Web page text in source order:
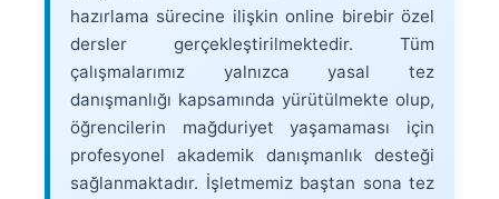
hazırlama sürecine ilişkin online birebir özel
dersler gerçekleştirilmektedir. Tüm
çalışmalarımız yalnızca yasal tez
danışmanlığı kapsamında yürütülmekte olup,
öğrencilerin mağduriyet yaşamaması için
profesyonel akademik danışmanlık desteği
sağlanmaktadır. İşletmemiz baştan sona tez